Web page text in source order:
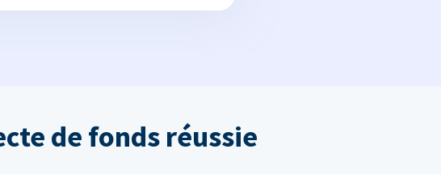
de fonds réussie